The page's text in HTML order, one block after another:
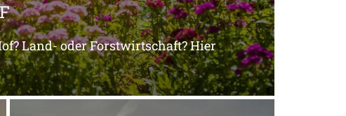
Land- oder Forstwirtschaft? Hier